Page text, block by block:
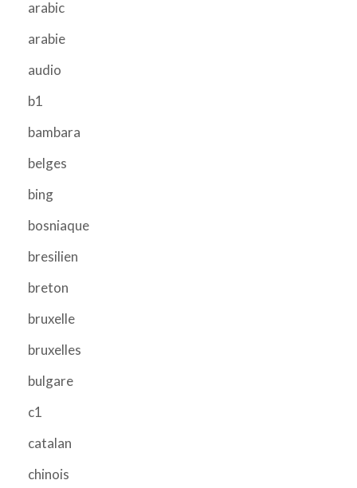
arabic
arabie
audio
b1
bambara
belges
bing
bosniaque
bresilien
breton
bruxelle
bruxelles
bulgare
c1
catalan
chinois